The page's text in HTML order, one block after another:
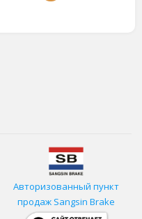
Авторизованный пункт
продаж Sangsin Brake